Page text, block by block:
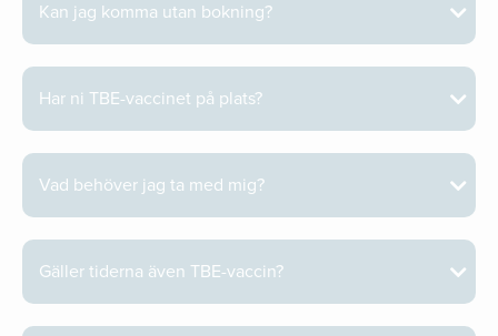
Kan jag komma utan bokning?
Har ni TBE-vaccinet på plats?
Vad behöver jag ta med mig?
Gäller tiderna även TBE-vaccin?